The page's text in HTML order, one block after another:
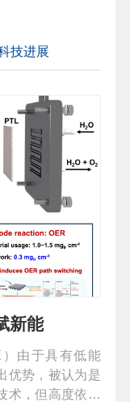
技进展
新能
由于具有低能
优势，被认为是
术，但高度依赖